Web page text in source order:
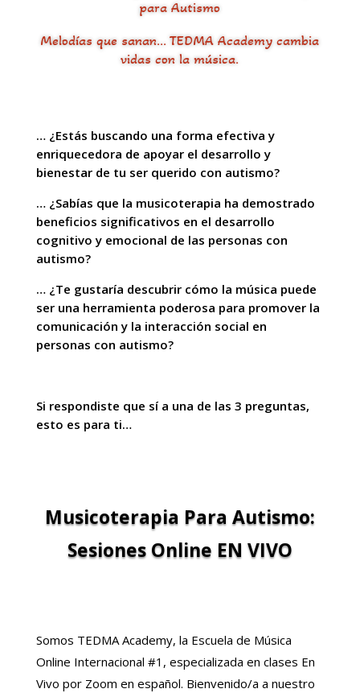
para Autismo
Melodías que sanan… TEDMA Academy cambia
vidas con la música.
… ¿Estás buscando una forma efectiva y
enriquecedora de apoyar el desarrollo y
bienestar de tu ser querido con autismo?
… ¿Sabías que la musicoterapia ha demostrado
beneficios significativos en el desarrollo
cognitivo y emocional de las personas con
autismo?
… ¿Te gustaría descubrir cómo la música puede
ser una herramienta poderosa para promover la
comunicación y la interacción social en
personas con autismo?
Si respondiste que sí a una de las 3 preguntas,
esto es para ti…
Musicoterapia Para Autismo:
Sesiones Online EN VIVO
Somos TEDMA Academy, la Escuela de Música
Online Internacional #1, especializada en clases En
Vivo por Zoom en español. Bienvenido/a a nuestro